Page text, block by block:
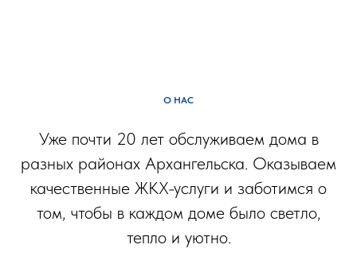
О НАС
Уже почти 20 лет обслуживаем дома в
разных районах Архангельска. Оказываем
качественные ЖКХ-услуги и заботимся о
том, чтобы в каждом доме было светло,
тепло и уютно.